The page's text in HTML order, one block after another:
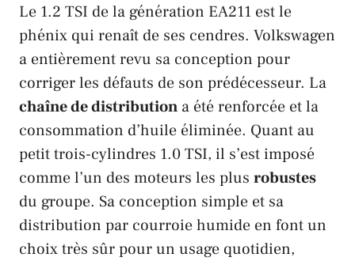
Le 1.2 TSI de la génération EA211 est le
phénix qui renaît de ses cendres. Volkswagen
a entièrement revu sa conception pour
corriger les défauts de son prédécesseur. La
chaîne de distribution a été renforcée et la
consommation d’huile éliminée. Quant au
petit trois-cylindres 1.0TSI, il s’est imposé
comme l’un des moteurs les plus robustes
du groupe. Sa conception simple et sa
distribution par courroie humide en font un
choix très sûr pour un usage quotidien,